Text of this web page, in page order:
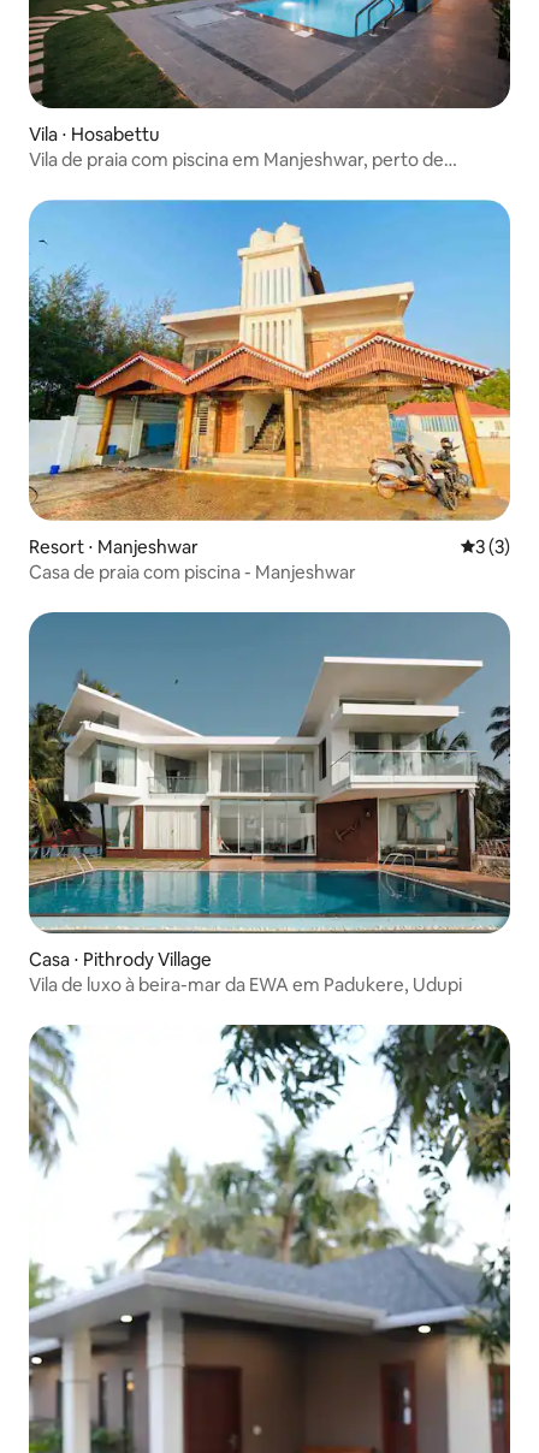
Vila ⋅ Hosabettu
Vila de praia com piscina em Manjeshwar, perto de
Resort ⋅ Manjeshwar 3 de
3 (3)
Casa de praia com piscina - Manjeshwar
Casa ⋅ Pithrody Village
Vila de luxo à beira-mar da EWA em Padukere, Udupi